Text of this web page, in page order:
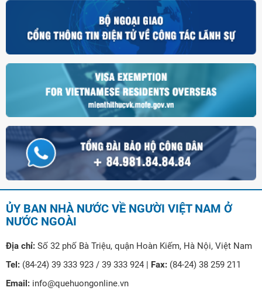
ỦY BAN NHÀ NƯỚC VỀ NGƯỜI VIỆT NAM Ở
NƯỚC NGOÀI
Địa chỉ: Số 32 phố Bà Triệu, quận Hoàn Kiếm, Hà Nội, Việt Nam
Tel: (84-24) 39 333 923 / 39 333 924 | Fax: (84-24) 38 259 211
Email: info@quehuongonline.vn